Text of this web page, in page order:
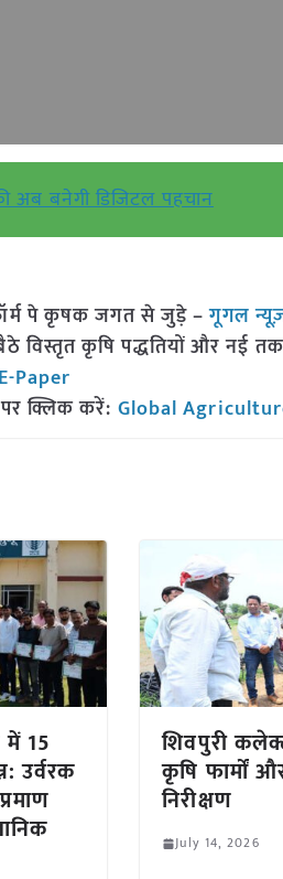
अब बनेगी डिजिटल पहचान
पे कृषक जगत से जुड़े –गूगल
विस्तृत कृषि पद्धतियों और नई
E-Paper
क्लिक करें: Global
15
उर्वरक
शिवपुरी
कृषि फार्मों
निरीक्षण
July 14, 2026